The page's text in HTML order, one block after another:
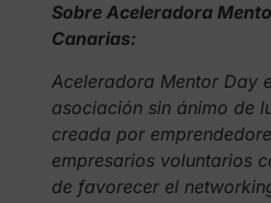
Sobre Aceleradora
Canarias:
Aceleradora Mentor Day
asociación sin ánimo de
creada por
empresarios voluntarios
de favorecer el